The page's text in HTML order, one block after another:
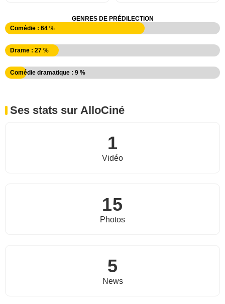
GENRES DE PRÉDILECTION
Comédie : 64 %
Drame : 27 %
Comédie dramatique : 9 %
Ses stats sur AlloCiné
1
Vidéo
15
Photos
5
News